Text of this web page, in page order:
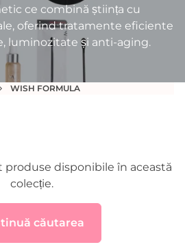
ce combină știința cu
oferind tratamente eficiente
luminozitate și anti-aging.
keyboard_arrow_right WISH FORMULA
produse disponibile în această
colecție.
căutarea